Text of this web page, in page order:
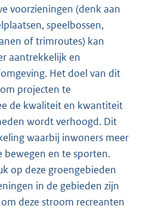
voorzieningen (denk aan
speelbossen,
of trimroutes) kan
aantrekkelijk en
Het doel van dit
projecten te
de kwaliteit en kwantiteit
wordt verhoogd. Dit
waarbij inwoners meer
bewegen en te sporten.
op deze groengebieden
in de gebieden zijn
deze stroom recreanten